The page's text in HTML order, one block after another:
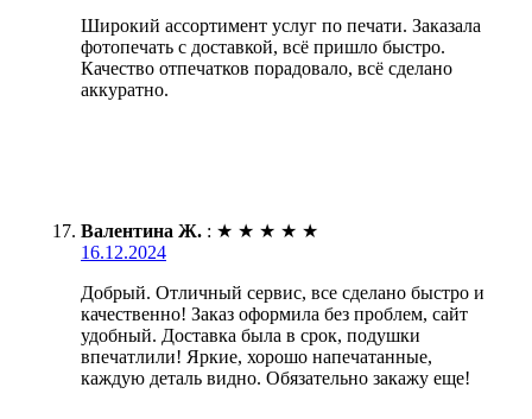
Широкий ассортимент услуг по печати. Заказала
фотопечать с доставкой, всё пришло быстро.
Качество отпечатков порадовало, всё сделано
аккуратно.
Валентина Ж. : ★ ★ ★ ★ ★
16.12.2024
Добрый. Отличный сервис, все сделано быстро и
качественно! Заказ оформила без проблем, сайт
удобный. Доставка была в срок, подушки
впечатлили! Яркие, хорошо напечатанные,
каждую деталь видно. Обязательно закажу еще!